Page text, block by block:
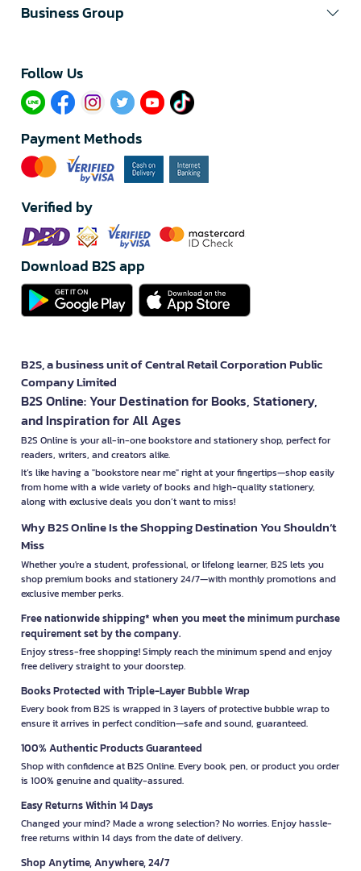
Business Group
Follow Us​
Payment Methods
Verified by
Download B2S app
B2S, a business unit of Central Retail Corporation Public
Company Limited
B2S Online: Your Destination for Books, Stationery,
and Inspiration for All Ages
B2S Online is your all-in-one bookstore and stationery shop, perfect for
readers, writers, and creators alike.
It’s like having a "bookstore near me" right at your fingertips—shop easily
from home with a wide variety of books and high-quality stationery,
along with exclusive deals you don’t want to miss!
Why B2S Online Is the Shopping Destination You Shouldn’t
Miss
Whether you're a student, professional, or lifelong learner, B2S lets you
shop premium books and stationery 24/7—with monthly promotions and
exclusive member perks.
Free nationwide shipping* when you meet the minimum purchase
requirement set by the company.
Enjoy stress-free shopping! Simply reach the minimum spend and enjoy
free delivery straight to your doorstep.
Books Protected with Triple-Layer Bubble Wrap
Every book from B2S is wrapped in 3 layers of protective bubble wrap to
ensure it arrives in perfect condition—safe and sound, guaranteed.
100% Authentic Products Guaranteed
Shop with confidence at B2S Online. Every book, pen, or product you order
is 100% genuine and quality-assured.
Easy Returns Within 14 Days
Changed your mind? Made a wrong selection? No worries. Enjoy hassle-
free returns within 14 days from the date of delivery.
Shop Anytime, Anywhere, 24/7